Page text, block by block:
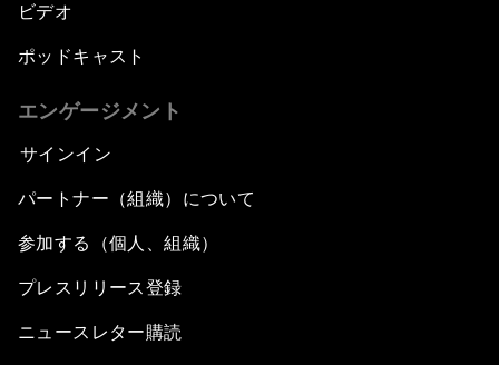
ビデオ
ポッドキャスト
エンゲージメント
サインイン
パートナー（組織）について
参加する（個人、組織）
プレスリリース登録
ニュースレター購読